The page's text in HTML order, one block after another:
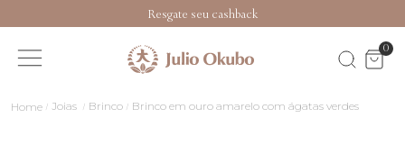
Resgate seu cashback
0
Joias Brinco Brinco em ouro amarelo com ágatas verdes